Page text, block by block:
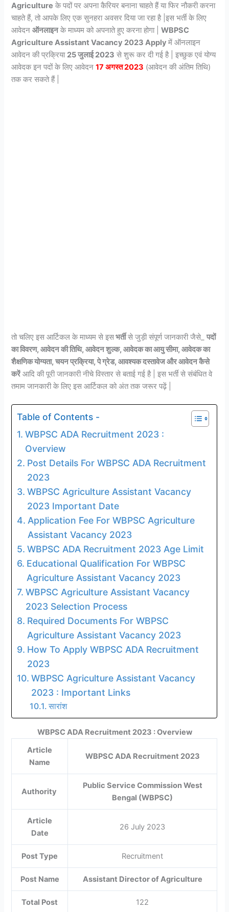
Agriculture के पदों पर अपना कैरियर बनाना चाहते हैं या फिर नौकरी करना
चाहते हैं, तो आपके लिए एक सुनहरा अवसर दिया जा रहा है |इस भर्ती के लिए
आवेदनऑनलाइनके माध्यम को अपनाते हुए करना होगा |WBPSC
Agriculture Assistant Vacancy 2023 Applyमें ऑनलाइन
आवेदन की प्रक्रिया 25 जुलाई 2023 से शुरू कर दी गई है | इच्छुक एवं योग्य
आवेदक इन पदों के लिए आवेदन 17 अगस्त 2023 (आवेदन की अंतिम तिथि)
तक कर सकते हैं |
तो चलिए इस आर्टिकल के माध्यम से इसभर्तीसे जुड़ी संपूर्ण जानकारी जैसे_पदों
का विवरण, आवेदन की तिथि, आवेदन शुल्क, आवेदक का आयु सीमा, आवेदक का
शैक्षणिक योग्यता, चयन प्रक्रिया, पे ग्रेड, आवश्यक दस्तावेज और आवेदन कैसे
करेंआदि की पूरी जानकारी नीचे विस्तार से बताई गई है | इस भर्ती से संबंधित वे
तमाम जानकारी के लिए इस आर्टिकल को अंत तक जरूर पढ़ें |
Table of Contents -
WBPSC ADA Recruitment 2023 :
Overview
Post Details For WBPSC ADA Recruitment
2023
WBPSC Agriculture Assistant Vacancy
2023 Important Date
Application Fee For WBPSC Agriculture
Assistant Vacancy 2023
WBPSC ADA Recruitment 2023 Age Limit
Educational Qualification For WBPSC
Agriculture Assistant Vacancy 2023
WBPSC Agriculture Assistant Vacancy
2023 Selection Process
Required Documents For WBPSC
Agriculture Assistant Vacancy 2023
How To Apply WBPSC ADA Recruitment
2023
WBPSC Agriculture Assistant Vacancy
2023 : Important Links
सारांश
WBPSC ADA Recruitment 2023 : Overview
Article
Name
WBPSC ADA Recruitment 2023
Authority
Public Service Commission West
Bengal (WBPSC)
Article
Date
26 July 2023
Post Type Recruitment
Post Name Assistant Director of Agriculture
Total Post 122